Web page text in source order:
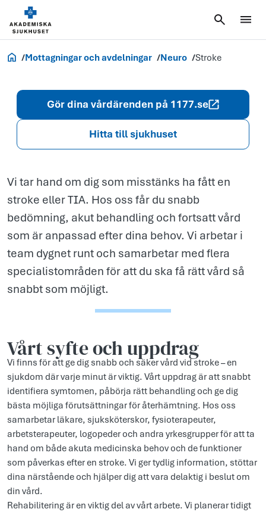
Akademiska.se
Mottagningar och avdelningar Neuro Stroke
Stroke
Gör dina vårdärenden på 1177.se
Hitta till sjukhuset
Vi tar hand om dig som misstänks ha fått en
stroke eller TIA. Hos oss får du snabb
bedömning, akut behandling och fortsatt vård
som är anpassad efter dina behov. Vi arbetar i
team dygnet runt och samarbetar med flera
specialistområden för att du ska få rätt vård så
snabbt som möjligt.
Vårt syfte och uppdr­ag
Vi finns för att ge dig snabb och säker vård vid stroke – en
sjukdom där varje minut är viktig. Vårt uppdrag är att snabbt
identifiera symtomen, påbörja rätt behandling och ge dig
bästa möjliga förutsättningar för återhämtning. Hos oss
samarbetar läkare, sjuksköterskor, fysioterapeuter,
arbetsterapeuter, logopeder och andra yrkesgrupper för att ta
hand om både akuta medicinska behov och de funktioner
som påverkas efter en stroke. Vi ger tydlig information, stöttar
dina närstående och hjälper dig att vara delaktig i beslut om
din vård.
Rehabilitering är en viktig del av vårt arbete. Vi planerar tidigt